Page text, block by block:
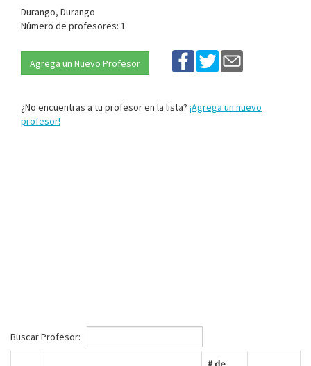
Durango, Durango
Número de profesores: 1
Agrega un Nuevo Profesor
¿No encuentras a tu profesor en la lista? ¡Agrega un nuevo
profesor!
Buscar Profesor: